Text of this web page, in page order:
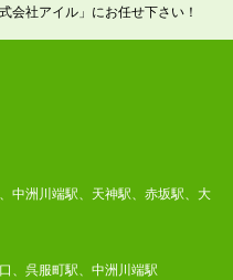
会社アイル」にお任せ下さい！
中洲川端駅、天神駅、赤坂駅、大
、呉服町駅、中洲川端駅